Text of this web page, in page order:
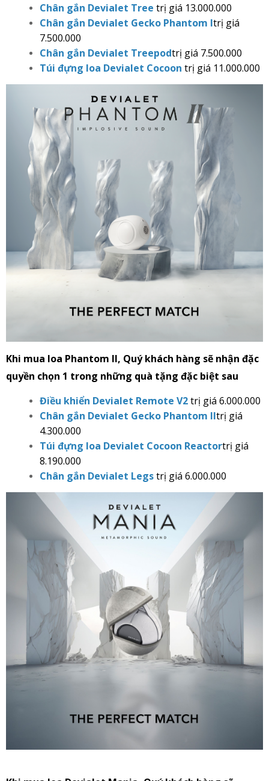
Chân gắn Devialet Tree trị giá 13.000.000
Chân gắn Devialet Gecko Phantom Itrị giá
7.500.000
Chân gắn Devialet Treepodtrị giá 7.500.000
Túi đựng loa Devialet Cocoon trị giá 11.000.000
Khi mua loa Phantom II, Quý khách hàng sẽ nhận đặc
quyền chọn 1 trong những quà tặng đặc biệt sau
Điều khiển Devialet Remote V2trị giá 6.000.000
Chân gắn Devialet Gecko Phantom IItrị giá
4.300.000
Túi đựng loa Devialet Cocoon Reactortrị giá
8.190.000
Chân gắn Devialet Legstrị giá 6.000.000